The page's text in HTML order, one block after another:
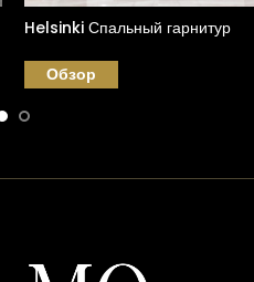
Helsinki Спальный гарнитур
Обзор